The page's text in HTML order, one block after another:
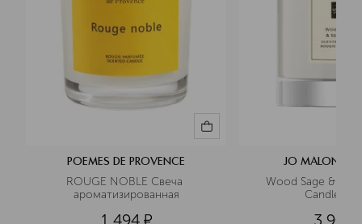
POEMES DE PROVENCE
ROUGE NOBLE Свеча
ароматизированная
JO MALONE
Wood Sage & Sea
Candle